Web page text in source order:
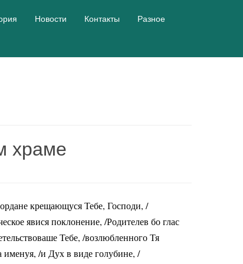
Новости Контакты Разное
храме
крещающуся Тебе, Господи, /
явися поклонение, /Родителев бо глас
Тебе, /возлюбленного Тя
/и Дух в виде голубине, /